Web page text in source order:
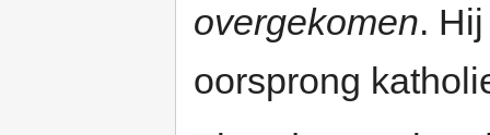
overgekomen.
oorsprong